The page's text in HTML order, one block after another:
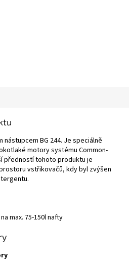
BG 244. Je speciálně
motory systému Common-
předností tohoto produktu je
vstřikovačů, kdy byl zvýšen
max. 75-150l nafty